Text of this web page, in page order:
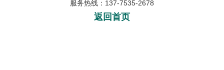
服务热线：137-7535-2678
返回首页